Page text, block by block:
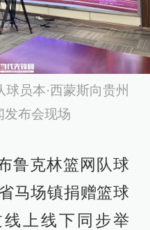
员本·西蒙斯向贵州
发布会现场
鲁克林篮网队球
马场镇捐赠篮球
上线下同步举